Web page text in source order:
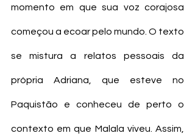
momento em que sua voz corajosa
começou a ecoar pelo mundo. O texto
se mistura a relatos pessoais da
própria Adriana, que esteve no
Paquistão e conheceu de perto o
contexto em que Malala viveu. Assim,